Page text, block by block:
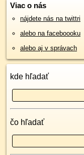
Viac o nás
nájdete nás na twittri
alebo na faceboooku
alebo aj v správach
kde hľadať
čo hľadať